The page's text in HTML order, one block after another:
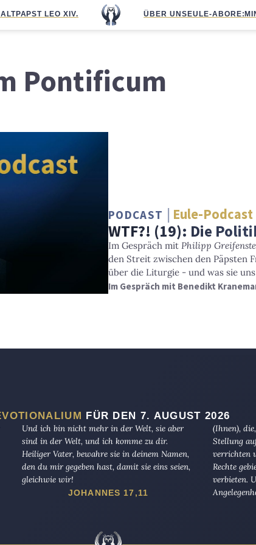
PAPST LEO XIV. ÜBER UNS EULE-ABO
Pontificum
PODCAST Eule-Podcast
WTF?! (19): Die
Im Gespräch mit Philipp
den Streit zwischen den Päpsten
über die Liturgie - und was sie
Im Gespräch mit Benedikt
FÜR DEN 7. AUGUST 2026
Und ich bin nicht mehr in der Welt, sie aber
sind in der Welt, und ich komme zu dir.
Heiliger Vater, bewahre sie in deinem Namen,
den du mir gegeben hast, damit sie eins seien,
gleichwie wir!
JOHANNES 17,11
(Ihnen),
Stellung
verrichten
Rechte
verbieten.